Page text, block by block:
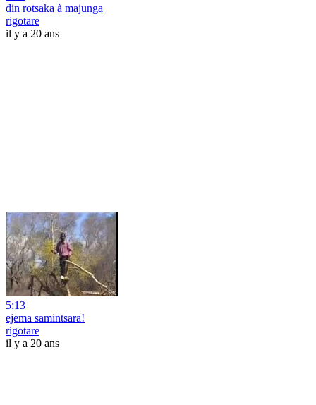
din rotsaka à majunga
rigotare
il y a 20 ans
5:13
ejema samintsara!
rigotare
il y a 20 ans